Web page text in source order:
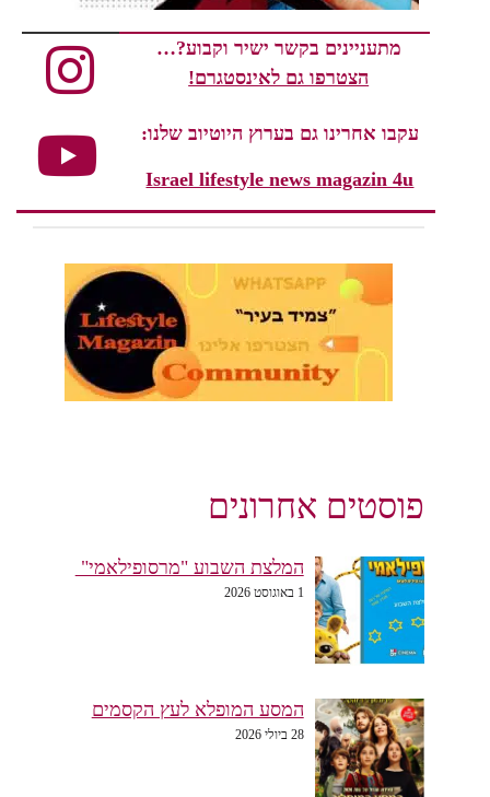
מתעניינים בקשר ישיר וקבוע?…
הצטרפו גם לאינסטגרם!
עקבו אחרינו גם בערוץ היוטיוב שלנו:
Israel lifestyle news magazin 4u
פוסטים אחרונים
המלצת השבוע "מרסופילאמי"
1 באוגוסט 2026
המסע המופלא לעץ הקסמים
28 ביולי 2026